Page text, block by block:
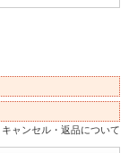
キャンセル・返品について